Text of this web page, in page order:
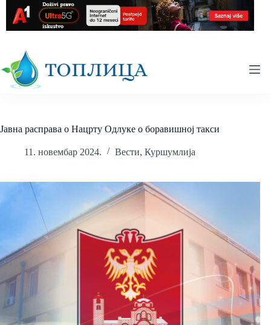
content
Јавна расправа о Нацрту Одлуке о боравишној такси
11. новембар 2024. Вести, Куршумлија